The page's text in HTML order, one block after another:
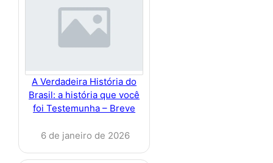
A Verdadeira História do
Brasil: a história que você
foi Testemunha – Breve
6 de janeiro de 2026